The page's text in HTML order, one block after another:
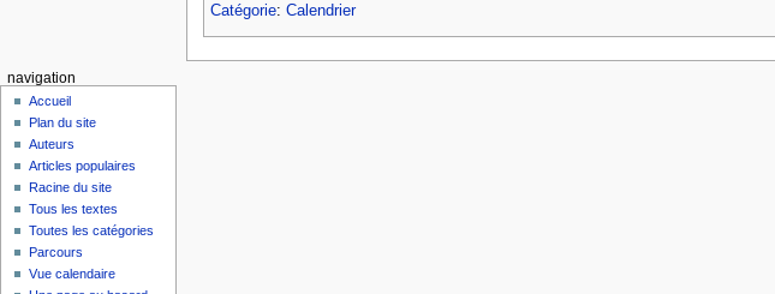
Catégorie: Calendrier
navigation
Accueil
Plan du site
Auteurs
Articles populaires
Racine du site
Tous les textes
Toutes les catégories
Parcours
Vue calendaire